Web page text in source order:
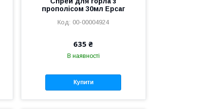
прополісом 30мл Ерсаг
00-00004924
635 ₴
В наявності
Купити